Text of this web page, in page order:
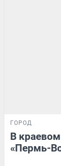
ГОРОД
В
«Пермь-